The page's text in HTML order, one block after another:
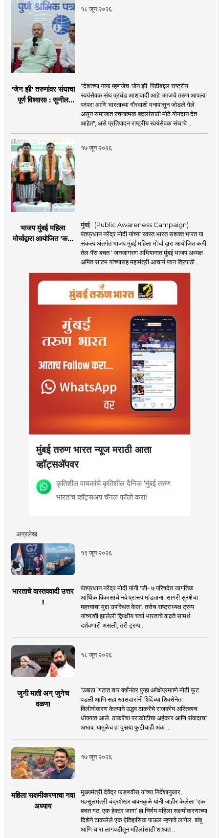
१८ जून २०२६
'जेन झी' तरुणांवर संघाचा
पूर्ण विश्वास! : सुनील
"देशाच्या नव्या म्हणजेच 'जेन झी' पिढीबद्दल राष्ट्रीय
स्वयंसेवक संघ प्रचंड आशावादी आहे. आजचे तरुण आपल्या
परंपरा आणि भारताच्या गौरवाशी मनापासून जोडले गेले
असून समाजात रचनात्मक बदलांसाठी मोठे योगदान देत
आहेत", असे प्रतिपादन राष्ट्रीय स्वयंसेवक संघाचे ..
१७ जून २०२६
भाजप मुंबई महिला
मोर्चाद्वारा आयोजित 'कमी
मुंबई : (Public Awareness Campaign)
पंतप्रधान नरेंद्र मोदी यांच्या स्वस्त भारत सशक्त भारत या
संकल्प अंतर्गत भाजप मुंबई महिला मोर्चा द्वारा आयोजित कमी
तेल गॅस बचत ' जनजागरण अभियानात मुंबई भाजप अध्यक्ष
अमित साटम यांच्यासह महामंत्री आचार्य पवन त्रिपाठी ..
मुंबई तरुण भारत न्यूज मराठी आता
व्हॉट्सॲपवर
कृतिशील वाचकांचे कृतिशील दैनिक 'मुंबई तरुण
भारत'चं व्हॉट्सअप चॅनल फॉलो करा!
अग्रलेख
१९ जून २०२६
भारताचे वास्तववादी उत्तर
!
पंतप्रधान नरेंद्र मोदी यांनी 'जी- ७ परिषदेत जागतिक
आर्थिक विकासाचे नवे प्रारूप मांडताना, सागरी सुरक्षेचा
महत्त्वाचा मुद्दा उपस्थित केला. तसेच राष्ट्राध्यक्ष ट्रम्प
यांच्याशी झालेली द्विपक्षीय चर्चा भारताचे वाढते सामर्थ
दर्शवणारी असली, तरी ट्रम्प ..
१८ जून २०२६
जुनी माती अन् जुनेच
वळण!
‘उबाठा’ गटात चार वर्षांनंतर पुन्हा अपेक्षेप्रमााणे मोठी फूट
पडली आणि सहा खासदारांनी शिंदेंच्या शिवसेनेत
विलीनीकरण केल्याने उद्धव ठाकरेंचे राजकीय अस्तित्वच
धोक्यात आले. ठाकरेंचा पराकोटीचा अहंकार आणि संवादाचा
अभाव, यामुळेच हा दुसर्‍या फुटीचाही अंक ..
१७ जून २०२६
महिला सक्षमीकरणाचा नवा
अध्याय
मुख्यमंत्री देवेंद्र फडणवीस यांच्या निर्देशानुसार,
महसूलमंत्री चंद्रशेखर बावनकुळे यांनी जाहीर केलेला ‘एक
बचत गट, एक हेक्टर जागा’ हा निर्णय महिला सक्षमीकरणाच्या
दिशेने टाकलेले एक ऐतिहासिक पाऊल म्हणावे लागेल. बांबू
आणि चारा लागवडीतून महिलांसाठी शाश्वत ..